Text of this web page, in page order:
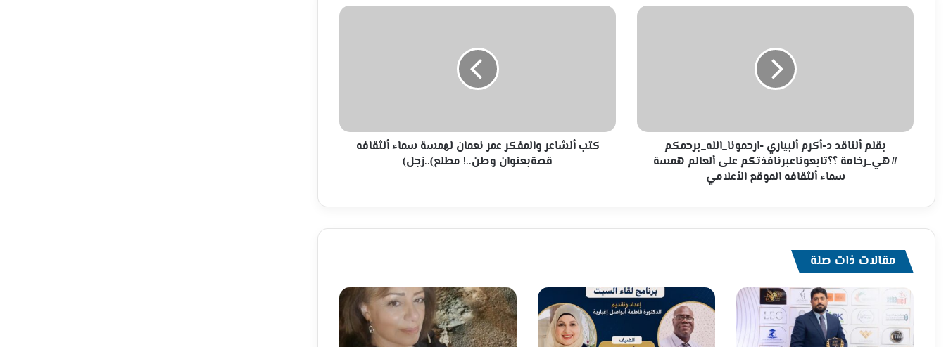
بقلم
تابعوناعبرنافذتكم
ألعالم
ألثقافه
الأعلامي
بقلم ألناقد د-أكرم ألبياري -ارحمونا_الله_برحمكم
#هي_رخامة ؟؟تابعوناعبرنافذتكم على ألعالم همسة
سماء ألثقافه الموقع الأعلامي
كتب
قصةبعنوان
وطن..!كتب ألشاعر والمفكر عمر نعمان لهمسة سماء ألثقافه
قصةبعنوان وطن..! مطلع)..زجل)
مقالات ذات صلة